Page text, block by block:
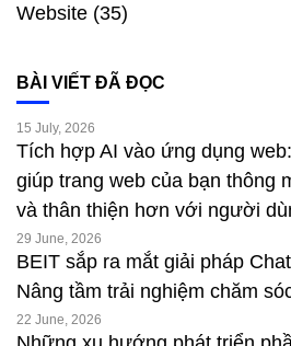
Website (35)
BÀI VIẾT ĐÃ ĐỌC
Tích hợp AI vào ứng dụng
giúp trang web của bạn thông
và thân thiện hơn với người
15 July, 2026
BEIT sắp ra mắt giải pháp
Nâng tầm trải nghiệm chăm
29 June, 2026
22 June, 2026